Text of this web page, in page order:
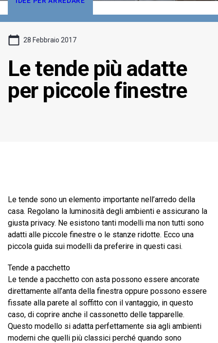
28 Febbraio 2017
Le tende più adatte
per piccole finestre
Le tende sono un elemento importante nell’arredo della
casa. Regolano la luminosità degli ambienti e assicurano la
giusta privacy. Ne esistono tanti modelli ma non tutti sono
adatti alle piccole finestre o le stanze ridotte. Ecco una
piccola guida sui modelli da preferire in questi casi.
Tende a pacchetto
Le tende a pacchetto con asta possono essere ancorate
direttamente all’anta della finestra oppure possono essere
fissate alla parete al soffitto con il vantaggio, in questo
caso, di coprire anche il cassonetto delle tapparelle.
Questo modello si adatta perfettamente sia agli ambienti
moderni che quelli più classici perché quando sono